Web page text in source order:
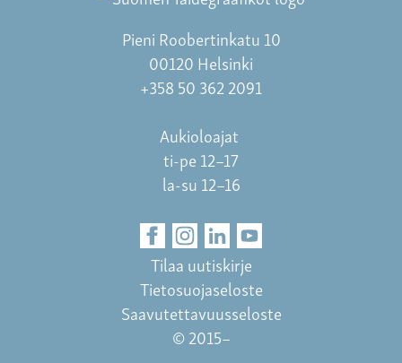
Pieni Roobertinkatu 10
00120 Helsinki
+358 50 362 2091
Aukioloajat
ti-pe 12–17
la-su 12–16
Tilaa uutiskirje
Tietosuojaseloste
Saavutettavuusseloste
© 2015–